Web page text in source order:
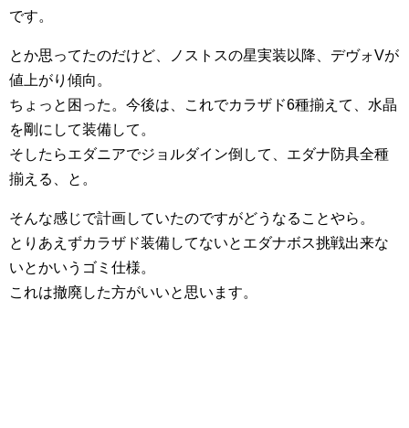
です。
とか思ってたのだけど、ノストスの星実装以降、デヴォVが
値上がり傾向。
ちょっと困った。今後は、これでカラザド6種揃えて、水晶
を剛にして装備して。
そしたらエダニアでジョルダイン倒して、エダナ防具全種
揃える、と。
そんな感じで計画していたのですがどうなることやら。
とりあえずカラザド装備してないとエダナボス挑戦出来な
いとかいうゴミ仕様。
これは撤廃した方がいいと思います。